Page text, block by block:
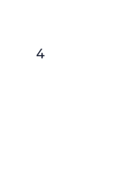
4